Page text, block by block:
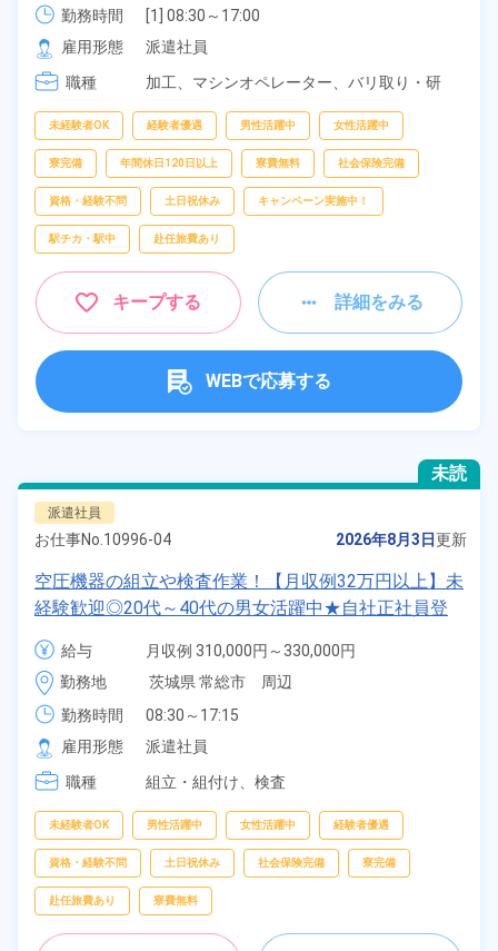
勤務時間
[1] 08:30～17:00
[2] 07:30～16:00
[3] 13:00～21:30
[4] 20:00～04:30
雇用形態
派遣社員
職種
加工、 マシンオペレーター、 バリ取り・研
未経験者OK 経験者優遇 男性活躍中 女性活躍中
寮完備 年間休日120日以上 寮費無料 社会保険完備
資格・経験不問 土日祝休み キャンペーン実施中！
駅チカ・駅中 赴任旅費あり
キープする 詳細をみる
WEBで応募する
未読
派遣社員
お仕事No. 10996-04 2026年8月3日更新
空圧機器の組立や検査作業！【月収例32万円以上】未
経験歓迎◎20代～40代の男女活躍中★自社正社員登
用制度あり★交通費支給★食堂利用可◎日払い制度あ
り★マイカー通勤可＆無料駐車場有《茨城県常総市》
給与
月収例 310,000円～330,000円
時給 1,700円～1,700円
勤務地
茨城県 常総市　周辺
勤務時間
08:30～17:15
雇用形態
派遣社員
職種
組立・組付け、 検査
未経験者OK 男性活躍中 女性活躍中 経験者優遇
資格・経験不問 土日祝休み 社会保険完備 寮完備
赴任旅費あり 寮費無料